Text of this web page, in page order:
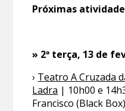
Próximas
» 2ª terça, 13 de
› Teatro A Cruzada
Ladra | 10h00 e
Francisco (Black Box)